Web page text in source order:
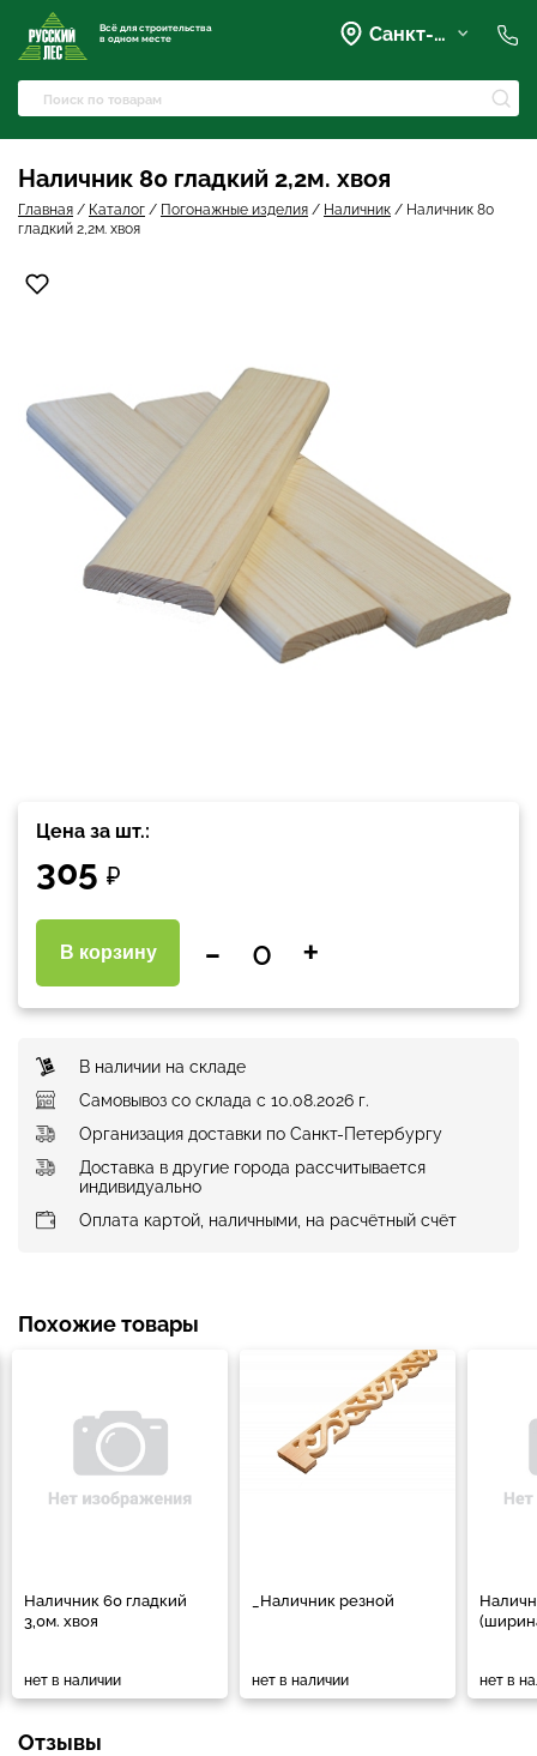
Всё для строительства
в одном месте
Санкт-Петербург
+7 (903) 684-62-00
+7 (921) 837-16-16
Вартемяги, Колхозная улица,
Наличник 80 гладкий 2,2м. хвоя
Главная / Каталог / Погонажные изделия / Наличник / Наличник 80
гладкий 2,2м. хвоя
Цена за шт.:
305 ₽
В корзину - +
В наличии на складе
Самовывоз со склада с 10.08.2026 г.
Организация доставки по Санкт-Петербургу
Доставка в другие города рассчитывается
индивидуально
Оплата картой, наличными, на расчётный счёт
Похожие товары
Наличник 60 гладкий
3,0м. хвоя
нет в наличии
_Наличник резной
нет в наличии нет в
Отзывы